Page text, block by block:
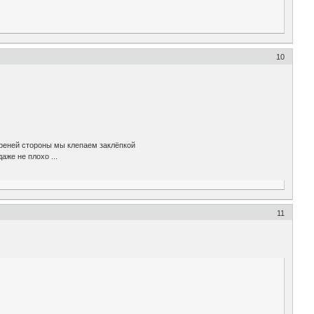
10
стороны мы клепаем заклёпкой
не плохо ...
11